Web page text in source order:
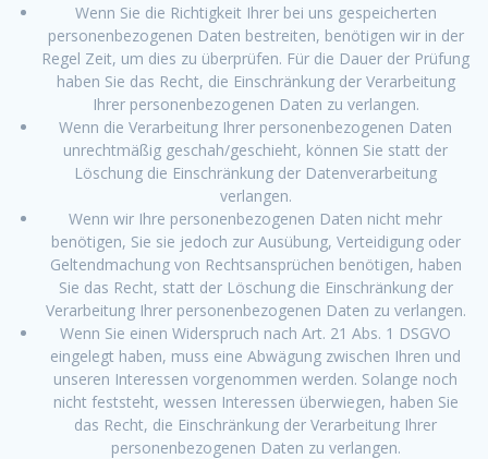
Wenn Sie die Richtigkeit Ihrer bei uns gespeicherten
personenbezogenen Daten bestreiten, benötigen wir in der
Regel Zeit, um dies zu überprüfen. Für die Dauer der Prüfung
haben Sie das Recht, die Einschränkung der Verarbeitung
Ihrer personenbezogenen Daten zu verlangen.
Wenn die Verarbeitung Ihrer personenbezogenen Daten
unrechtmäßig geschah/geschieht, können Sie statt der
Löschung die Einschränkung der Datenverarbeitung
verlangen.
Wenn wir Ihre personenbezogenen Daten nicht mehr
benötigen, Sie sie jedoch zur Ausübung, Verteidigung oder
Geltendmachung von Rechtsansprüchen benötigen, haben
Sie das Recht, statt der Löschung die Einschränkung der
Verarbeitung Ihrer personenbezogenen Daten zu verlangen.
Wenn Sie einen Widerspruch nach Art. 21 Abs. 1 DSGVO
eingelegt haben, muss eine Abwägung zwischen Ihren und
unseren Interessen vorgenommen werden. Solange noch
nicht feststeht, wessen Interessen überwiegen, haben Sie
das Recht, die Einschränkung der Verarbeitung Ihrer
personenbezogenen Daten zu verlangen.